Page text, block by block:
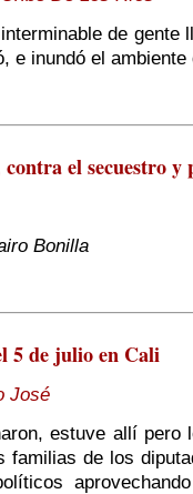
de gente
e inundó el
el secuestro y
Bonilla
5 de julio en Cali
José
estuve allí pero
familias de los